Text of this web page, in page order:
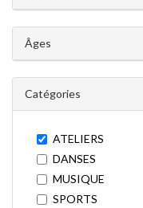
Âges
Catégories
ATELIERS
DANSES
MUSIQUE
SPORTS